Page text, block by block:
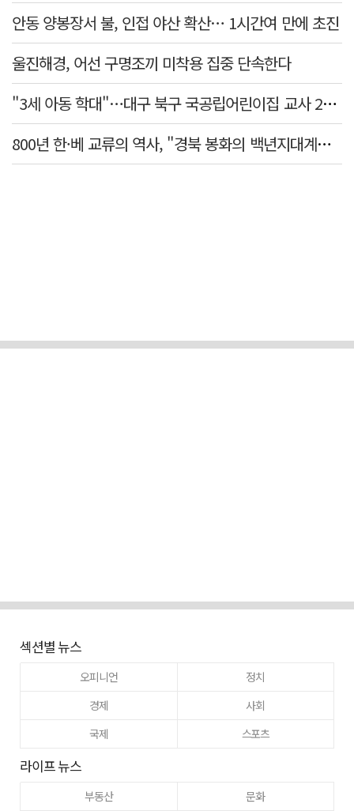
안동 양봉장서 불, 인접 야산 확산… 1시간여 만에 초진
울진해경, 어선 구명조끼 미착용 집중 단속한다
"3세 아동 학대"…대구 북구 국공립어린이집 교사 2명 검찰 송치
800년 한·베 교류의 역사, "경북 봉화의 백년지대계로 피어난다"
섹션별 뉴스
오피니언
정치
경제
사회
국제
스포츠
라이프 뉴스
부동산 문화